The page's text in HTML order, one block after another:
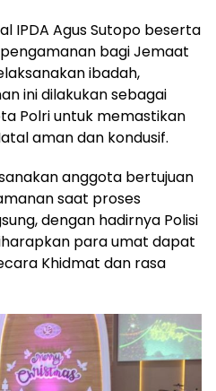
IPDA Agus Sutopo beserta
bagi Jemaat
ibadah,
ini dilakukan sebagai
Polri untuk memastikan
aman dan kondusif.
anggota bertujuan
saat proses
dengan hadirnya Polisi
para umat dapat
Khidmat dan rasa